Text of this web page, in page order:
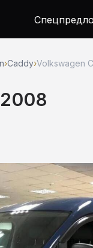
›Caddy›Volkswagen